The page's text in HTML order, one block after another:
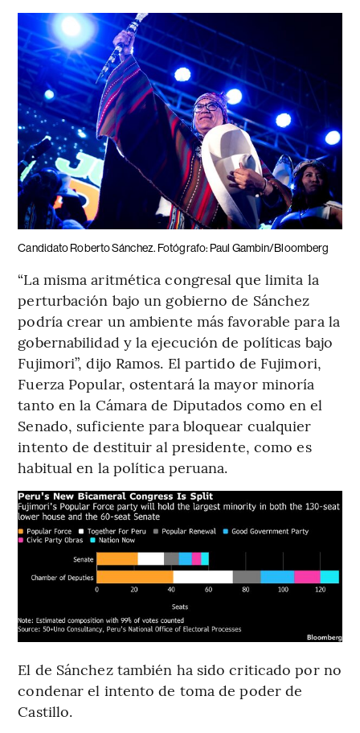
Candidato Roberto Sánchez. Fotógrafo: Paul Gambin/Bloomberg
“La misma aritmética congresal que limita la
perturbación bajo un gobierno de Sánchez
podría crear un ambiente más favorable para la
gobernabilidad y la ejecución de políticas bajo
Fujimori”, dijo Ramos. El partido de Fujimori,
Fuerza Popular, ostentará la mayor minoría
tanto en la Cámara de Diputados como en el
Senado, suficiente para bloquear cualquier
intento de destituir al presidente, como es
habitual en la política peruana.
El de Sánchez también ha sido criticado por no
condenar el intento de toma de poder de
Castillo.